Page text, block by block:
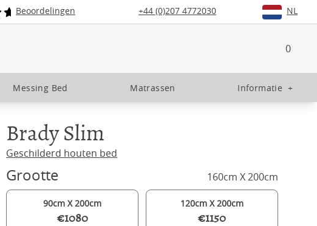
Beoordelingen +44 (0)207 4772030 NL
0
Messing Bed Matrassen Informatie +
Brady Slim
Geschilderd houten bed
Grootte 160cm X 200cm
90cm X 200cm
€1080
120cm X 200cm
€1150